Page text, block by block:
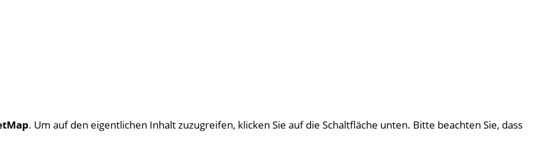
. Um auf den eigentlichen Inhalt zuzugreifen, klicken Sie auf die Schaltfläche unten. Bitte beachten Sie, dass